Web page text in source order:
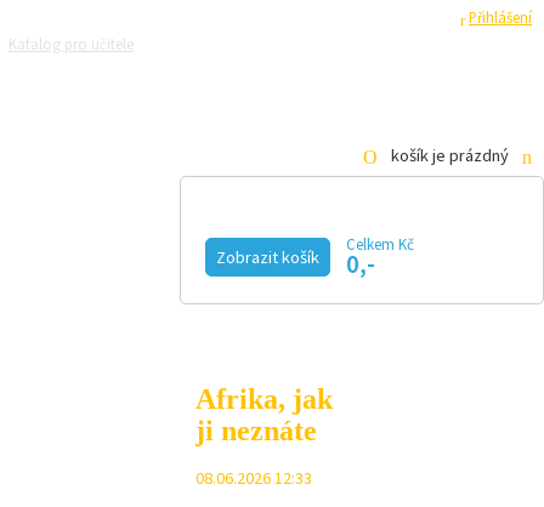
Přihlášení
Katalog pro učitele
košík je prázdný
Zobrazit košík
Celkem Kč
0,-
Afrika, jak
ji neznáte
08.06.2026 12:33